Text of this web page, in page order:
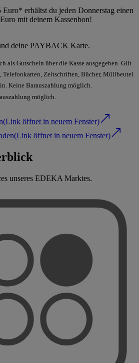
erhältst du jeden Donnerstag einen
mit deinem Kassenbon!
deine PAYBACK Karte.
als Gutschein über die Kasse ausgegeben. Gilt
Telefonkarten, Zeitschriften, Bücher, Müllbeutel
Keine Barauszahlung möglich.
möglich.
(Link öffnet in neuem Fenster)
(Link öffnet in neuem Fenster)
unseres EDEKA Marktes.